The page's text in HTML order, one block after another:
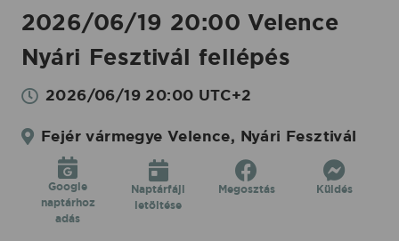
2026/06/19 20:00 Velence
Nyári Fesztivál fellépés
2026/06/19 20:00 UTC+2
Fejér vármegye Velence, Nyári Fesztivál
Google
naptárhoz
adás
Naptárfájl
letöltése
Megosztás Küldés